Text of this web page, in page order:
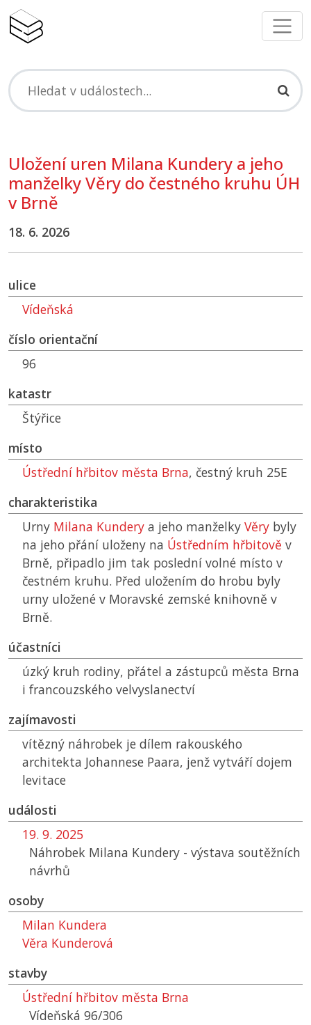
Uložení uren Milana Kundery a jeho
manželky Věry do čestného kruhu ÚH
v Brně
18. 6. 2026
ulice
Vídeňská
číslo orientační
96
katastr
Štýřice
místo
Ústřední hřbitov města Brna, čestný kruh 25E
charakteristika
Urny Milana Kundery a jeho manželky Věry byly
na jeho přání uloženy na Ústředním hřbitově v
Brně, připadlo jim tak poslední volné místo v
čestném kruhu. Před uložením do hrobu byly
urny uložené v Moravské zemské knihovně v
Brně.
účastníci
úzký kruh rodiny, přátel a zástupců města Brna
i francouzského velvyslanectví
zajímavosti
vítězný náhrobek je dílem rakouského
architekta Johannese Paara, jenž vytváří dojem
levitace
události
19. 9. 2025
Náhrobek Milana Kundery - výstava soutěžních
návrhů
osoby
Milan Kundera
Věra Kunderová
stavby
Ústřední hřbitov města Brna
Vídeňská 96/306